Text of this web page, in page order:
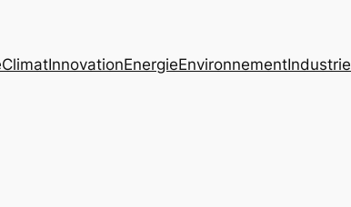
ClimatInnovationEnergieEnvironnementIndustrie